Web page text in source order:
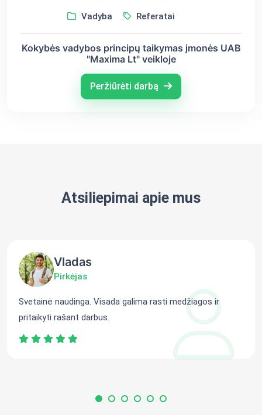
Vadyba Referatai
Kokybės vadybos principų taikymas įmonės UAB
"Maxima Lt" veikloje
Peržiūrėti darbą
Atsiliepimai apie mus
Vladas
Pirkėjas
Svetainė naudinga. Visada galima rasti medžiagos ir
pritaikyti rašant darbus.